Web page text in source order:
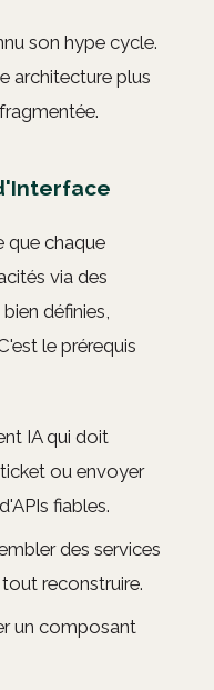
son hype cycle.
architecture plus
que chaque
via des
définies,
le prérequis
IA qui doit
ou envoyer
fiables.
des services
reconstruire.
un composant